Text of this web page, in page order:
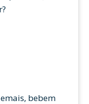
bebem